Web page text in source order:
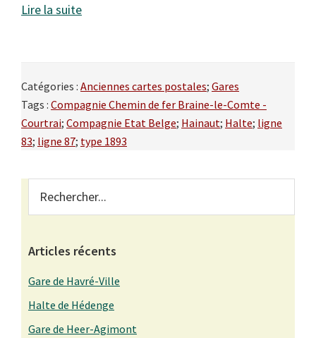
Lire la suite
Catégories : Anciennes cartes postales; Gares
Tags : Compagnie Chemin de fer Braine-le-Comte -
Courtrai; Compagnie Etat Belge; Hainaut; Halte; ligne
83; ligne 87; type 1893
Primary
Sidebar
Articles récents
Gare de Havré-Ville
Halte de Hédenge
Gare de Heer-Agimont